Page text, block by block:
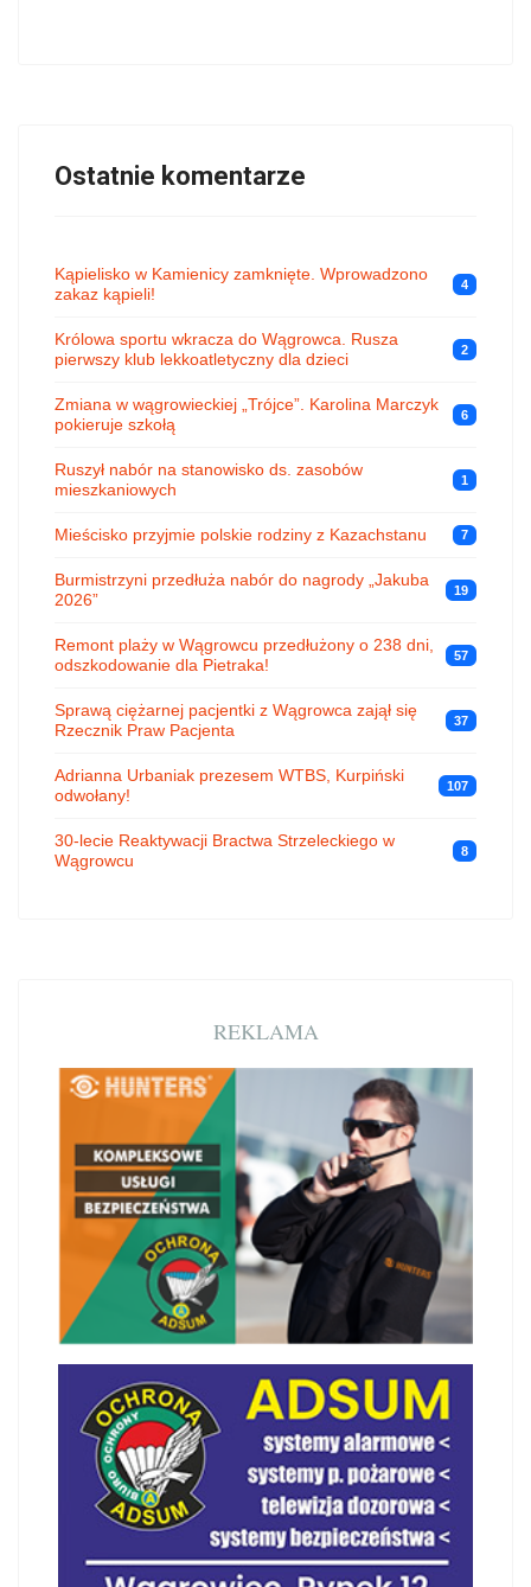
Ostatnie komentarze
Kąpielisko w Kamienicy zamknięte. Wprowadzono
zakaz kąpieli!
4
Królowa sportu wkracza do Wągrowca. Rusza
pierwszy klub lekkoatletyczny dla dzieci
2
Zmiana w wągrowieckiej „Trójce”. Karolina Marczyk
pokieruje szkołą
6
Ruszył nabór na stanowisko ds. zasobów
mieszkaniowych
1
Mieścisko przyjmie polskie rodziny z Kazachstanu 7
Burmistrzyni przedłuża nabór do nagrody „Jakuba
2026”
19
Remont plaży w Wągrowcu przedłużony o 238 dni,
odszkodowanie dla Pietraka!
57
Sprawą ciężarnej pacjentki z Wągrowca zajął się
Rzecznik Praw Pacjenta
37
Adrianna Urbaniak prezesem WTBS, Kurpiński
odwołany!
107
30-lecie Reaktywacji Bractwa Strzeleckiego w
Wągrowcu
8
REKLAMA